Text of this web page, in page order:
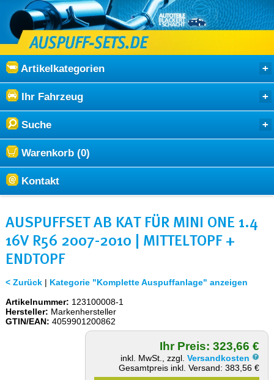
Artikelkategorien
Ihr Fahrzeug
Suche
Warenkorb (0)
Kontakt
AUSPUFFSET AB KAT FÜR MINI ONE 1.4
16V R56 2007-2010 | MITTELTOPF +
ENDTOPF
< Zurück| Kategorie "Komplette Auspuffanlage" anzeigen
Artikelnummer: 123100008-1
Hersteller: Markenhersteller
GTIN/EAN: 4059901200862
Ihr Preis: 323,66 €
inkl. MwSt., zzgl.Versandkosten
Gesamtpreis inkl. Versand: 383,56 €